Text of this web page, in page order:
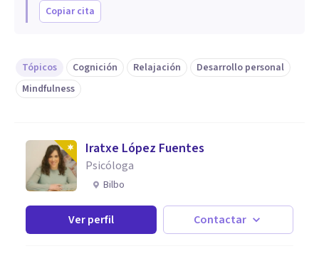
Copiar cita
Tópicos Cognición Relajación
Desarrollo personal
Mindfulness
Iratxe López Fuentes
Psicóloga
Bilbo
Ver perfil Contactar